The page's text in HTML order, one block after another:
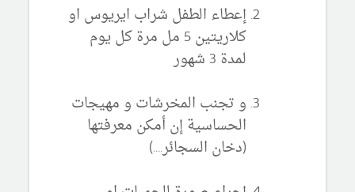
إعطاء الطفل شراب ايريوس او
كلاريتين 5 مل مرة كل يوم
لمدة 3 شهور
و تجنب المخرشات و مهيجات
الحساسية إن أمكن معرفتها
(دخان السجائر....)